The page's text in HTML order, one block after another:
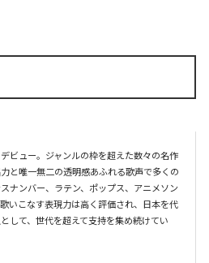
ビュー。ジャンルの枠を超えた数々の名作
と唯一無二の透明感あふれる歌声で多くの
ナンバー、ラテン、ポップス、アニメソン
いこなす表現力は高く評価され、日本を代
して、世代を超えて支持を集め続けてい